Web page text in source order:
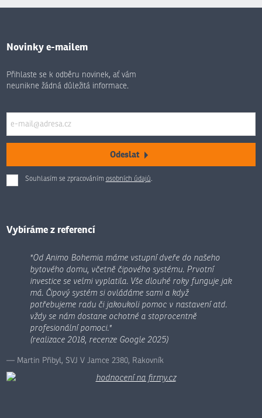
Novinky e-mailem
Přihlaste se k odběru novinek, ať vám
neunikne žádná důležitá informace.
Odeslat
Souhlasím se zpracováním osobních údajů
Formulář
odeslat.
Vybíráme z referencí
"Od Animo Bohemia máme vstupní dveře do našeho
bytového domu, včetně čipového systému. Prvotní
investice se velmi vyplatila. Vše dlouhé roky funguje jak
má. Čipový systém si ovládáme sami a když
potřebujeme radu či jakoukoli pomoc v nastavení atd.
vždy se nám dostane ochotné a stoprocentně
profesionální pomoci."
(realizace 2018, recenze Google 2025)
Martin Přibyl, SVJ V Jamce 2380, Rakovník